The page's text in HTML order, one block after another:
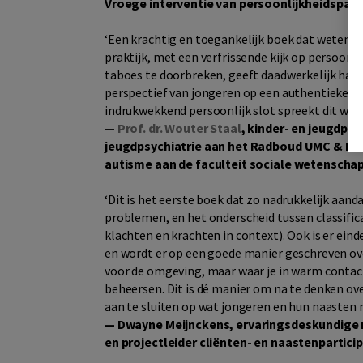
Vroege interventie van
‘Een krachtig en toegankelijk boek dat
praktijk, met een verfrissende kijk op
taboes te doorbreken, geeft daadwerkelijk
perspectief van jongeren op een authentieke
indrukwekkend persoonlijk slot spreekt dit werk
— Prof. dr. Wouter Staal, kinder- en
jeugdpsychiatrie aan het Radboud UMC &
autisme aan de faculteit sociale
‘Dit is het eerste boek dat zo nadrukkelijk
problemen, en het onderscheid tussen
klachten en krachten in context). Ook is er
en wordt er op een goede manier geschreven
voor de omgeving, maar waar je in warm
beheersen. Dit is dé manier om na te denken
aan te sluiten op wat jongeren en hun naasten
— Dwayne Meijnckens,
en projectleider cliënten- en